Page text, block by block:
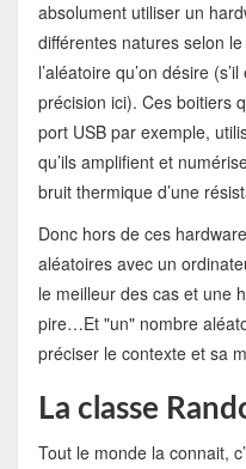
absolument utiliser un
différentes natures selon
l’aléatoire qu’on désire
précision ici). Ces boitiers
port USB par exemple,
qu’ils amplifient et
bruit thermique d’une
Donc hors de ces
aléatoires avec un
le meilleur des cas et une
pire…Et "un" nombre
préciser le contexte et sa
La classe
Tout le monde la connait,